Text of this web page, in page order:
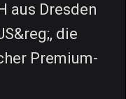
aus Dresden
die
Premium-